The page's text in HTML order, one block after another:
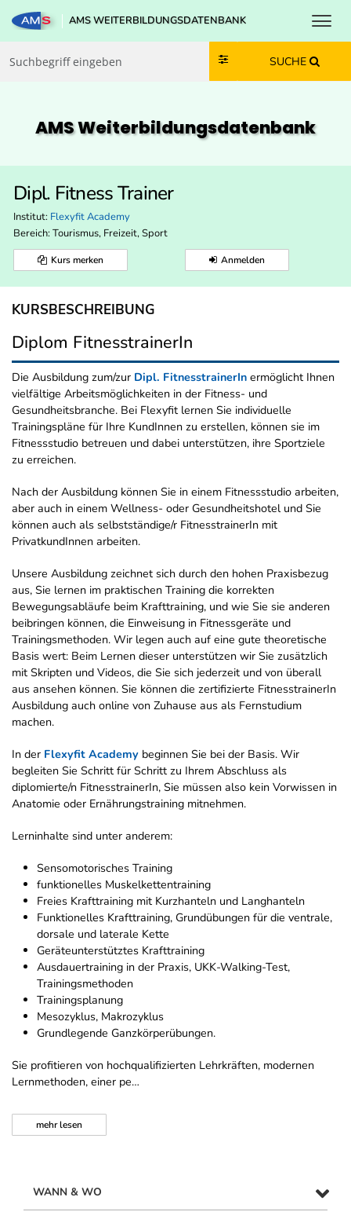
Zum Inhalt springen
Zum Navmenü springen
Zur Suche springen
Zur Footer springen
AMS WEITERBILDUNGSDATENBANK
SUCHE
AMS Weiterbildungs­datenbank
Dipl. Fitness Trainer
Institut: Flexyfit Academy
Bereich: Tourismus, Freizeit, Sport
Kurs merken Anmelden
KURSBESCHREIBUNG
Diplom FitnesstrainerIn
Die Ausbildung zum/zur Dipl. FitnesstrainerIn ermöglicht Ihnen
vielfältige Arbeitsmöglichkeiten in der Fitness- und
Gesundheitsbranche. Bei Flexyfit lernen Sie individuelle
Trainingspläne für Ihre KundInnen zu erstellen, können sie im
Fitnessstudio betreuen und dabei unterstützen, ihre Sportziele
zu erreichen.
Nach der Ausbildung können Sie in einem Fitnessstudio arbeiten,
aber auch in einem Wellness- oder Gesundheitshotel und Sie
können auch als selbstständige/r FitnesstrainerIn mit
PrivatkundInnen arbeiten.
Unsere Ausbildung zeichnet sich durch den hohen Praxisbezug
aus, Sie lernen im praktischen Training die korrekten
Bewegungsabläufe beim Krafttraining, und wie Sie sie anderen
beibringen können, die Einweisung in Fitnessgeräte und
Trainingsmethoden. Wir legen auch auf eine gute theoretische
Basis wert: Beim Lernen dieser unterstützen wir Sie zusätzlich
mit Skripten und Videos, die Sie sich jederzeit und von überall
aus ansehen können. Sie können die zertifizierte FitnesstrainerIn
Ausbildung auch online von Zuhause aus als Fernstudium
machen.
In der Flexyfit Academy beginnen Sie bei der Basis. Wir
begleiten Sie Schritt für Schritt zu Ihrem Abschluss als
diplomierte/n FitnesstrainerIn, Sie müssen also kein Vorwissen in
Anatomie oder Ernährungstraining mitnehmen.
Lerninhalte sind unter anderem:
Sensomotorisches Training
funktionelles Muskelkettentraining
Freies Krafttraining mit Kurzhanteln und Langhanteln
Funktionelles Krafttraining, Grundübungen für die ventrale,
dorsale und laterale Kette
Geräteunterstütztes Krafttraining
Ausdauertraining in der Praxis, UKK-Walking-Test,
Trainingsmethoden
Trainingsplanung
Mesozyklus, Makrozyklus
Grundlegende Ganzkörperübungen.
Sie profitieren von hochqualifizierten Lehrkräften, modernen
Lernmethoden, einer pe…
mehrlesen
WANN & WO